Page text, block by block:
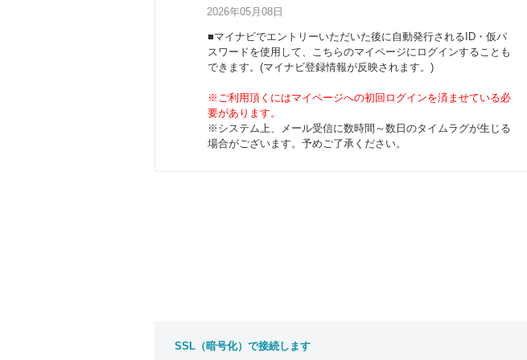
2026年05月08日
■マイナビでエントリーいただいた後に自動発行されるID・仮パ
スワードを使用して、こちらのマイページにログインすることも
できます。(マイナビ登録情報が反映されます。)
※ご利用頂くにはマイページへの初回ログインを済ませている必
要があります。
※システム上、メール受信に数時間～数日のタイムラグが生じる
場合がございます。予めご了承ください。
SSL（暗号化）で接続します